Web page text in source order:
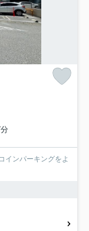
ンパーキングをよ